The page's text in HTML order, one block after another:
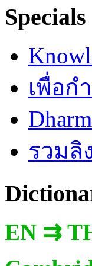
Specials
เพื่อก
รวมลิ
EN ⇉